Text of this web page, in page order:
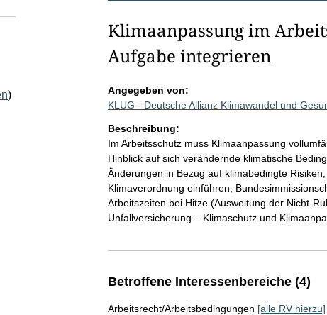
)
Klimaanpassung im
Aufgabe integrieren
Angegeben von:
KLUG - Deutsche Allianz Klimawandel und
Beschreibung:
Im Arbeitsschutz muss Klimaanpassung
Hinblick auf sich verändernde klimatische
Änderungen in Bezug auf klimabedingte
Klimaverordnung einführen,
Arbeitszeiten bei Hitze (Ausweitung der Nicht-
Unfallversicherung – Klimaschutz und
Betroffene Interessenbereiche (4)
Arbeitsrecht/Arbeitsbedingungen [alle RV hierzu]